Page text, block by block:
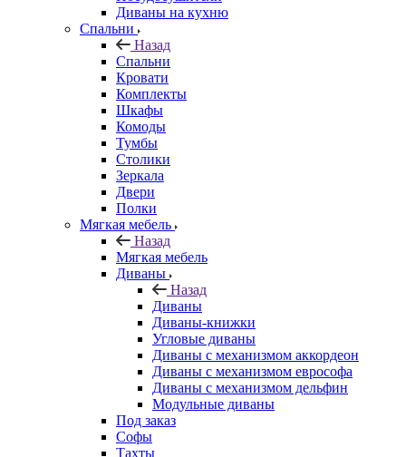
Диваны на кухню
Спальни
Назад
Спальни
Кровати
Комплекты
Шкафы
Комоды
Тумбы
Столики
Зеркала
Двери
Полки
Мягкая мебель
Назад
Мягкая мебель
Диваны
Назад
Диваны
Диваны-книжки
Угловые диваны
Диваны с механизмом аккордеон
Диваны с механизмом еврософа
Диваны с механизмом дельфин
Модульные диваны
Под заказ
Софы
Тахты